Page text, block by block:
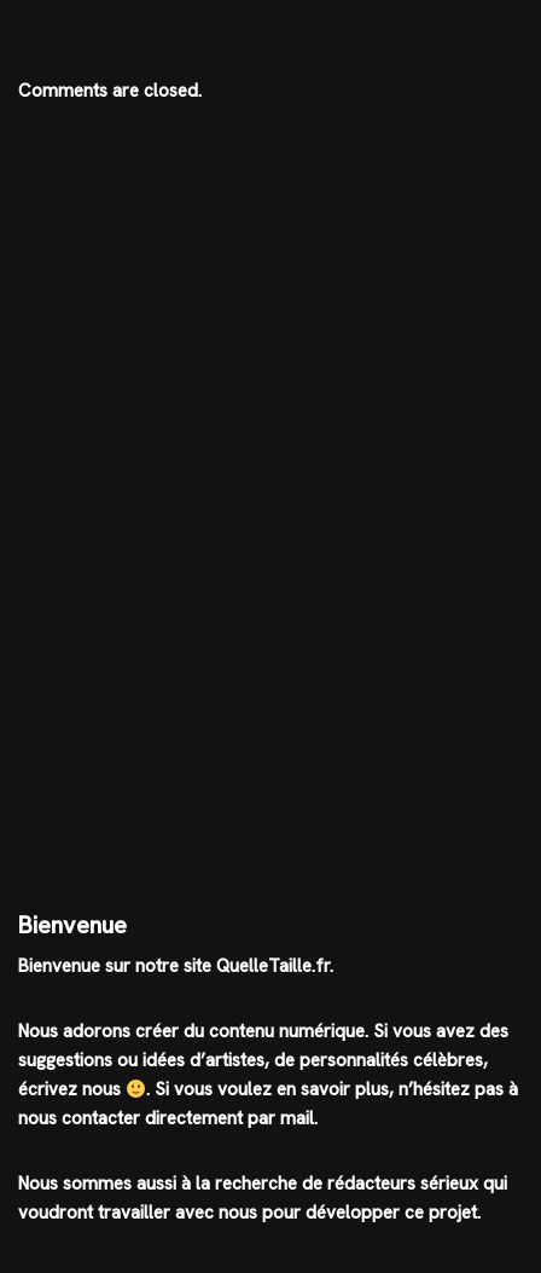
Comments are closed.
Bienvenue
Bienvenue sur notre site QuelleTaille.fr.
Nous adorons créer du contenu numérique. Si vous avez des
suggestions ou idées d’artistes, de personnalités célèbres,
écrivez nous
. Si vous voulez en savoir plus, n’hésitez pas à
nous contacter directement par mail.
Nous sommes aussi à la recherche de rédacteurs sérieux qui
voudront travailler avec nous pour développer ce projet.